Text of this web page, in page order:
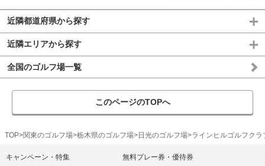
近隣都道府県から探す
近隣エリアから探す
全国のゴルフ場一覧
このページのTOPへ
TOP 関東のゴルフ場 栃木県のゴルフ場 日光のゴルフ場 ラインヒルゴルフクラ
キャンペーン・特集 無料プレー券・優待券